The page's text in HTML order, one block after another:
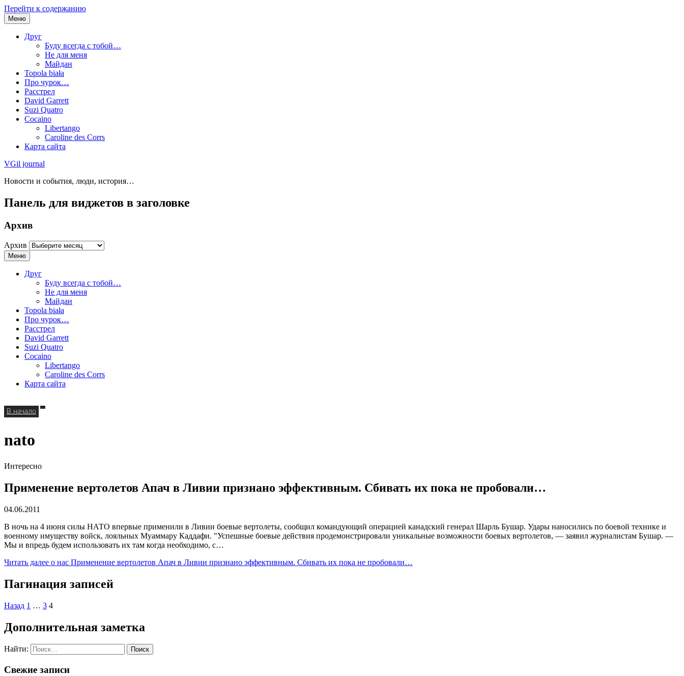
Перейти к содержанию
Меню
Друг
Буду всегда с тобой…
Не для меня
Майдан
Topola biała
Про чурок…
Расстрел
David Garrett
Suzi Quatro
Cocaino
Libertango
Caroline des Corrs
Карта сайта
VGil journal
Новости и события, люди, история…
Панель для виджетов в заголовке
Архив
Архив
Меню
Друг
Буду всегда с тобой…
Не для меня
Майдан
Topola biała
Про чурок…
Расстрел
David Garrett
Suzi Quatro
Cocaino
Libertango
Caroline des Corrs
Карта сайта
В начало
nato
Интересно
Применение вертолетов Апач в Ливии признано эффективным. Сбивать их пока не пробовали…
04.06.2011
В ночь на 4 июня силы НАТО впервые применили в Ливии боевые вертолеты, сообщил командующий операцией канадский генерал Шарль Бушар. Удары наносились по боевой технике и
военному имуществу войск, лояльных Муаммару Каддафи. "Успешные боевые действия продемонстрировали уникальные возможности боевых вертолетов, — заявил журналистам Бушар. —
Мы и впредь будем использовать их там когда необходимо, с…
Читать далее о нас Применение вертолетов Апач в Ливии признано эффективным. Сбивать их пока не пробовали…
Пагинация записей
Назад 1 … 3 4
Дополнительная заметка
Найти:
Свежие записи